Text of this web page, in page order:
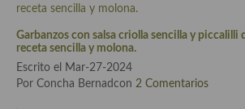
Cocina Balear
Cocina Canaria
Garbanzos con salsa criolla sencilla y piccalilli
receta sencilla y molona.
Escrito el Mar-27-2024
Por Concha Bernadcon 2 Comentarios